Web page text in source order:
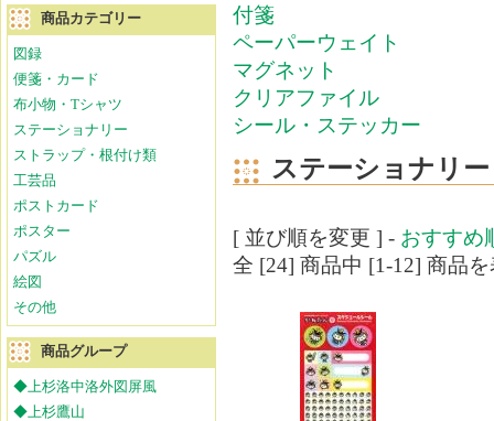
付箋
ペーパーウェイト
マグネット
クリアファイル
シール・ステッカー
ステーショナリー
[ 並び順を変更 ] - おすすめ
全 [24] 商品中 [1-12] 商品
商品カテゴリー
図録
便箋・カード
布小物・Tシャツ
ステーショナリー
ストラップ・根付け類
工芸品
ポストカード
ポスター
パズル
絵図
その他
商品グループ
◆上杉洛中洛外図屏風
◆上杉鷹山